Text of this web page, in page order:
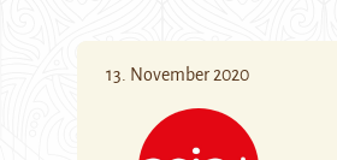
13. November 2020